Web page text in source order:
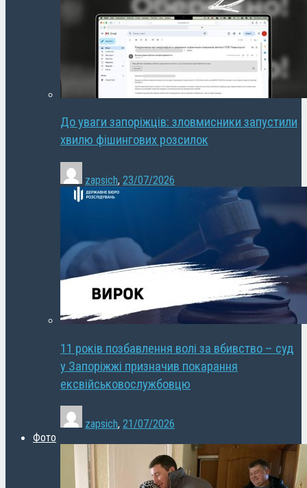
До уваги запоріжців: зловмисники запустили
хвилю фішингових розсилок
zapsich, 23/07/2026
11 років позбавлення волі за вбивство – суд
у Запоріжжі призначив покарання
ексвійськовослужбовцю
zapsich, 21/07/2026
Фото